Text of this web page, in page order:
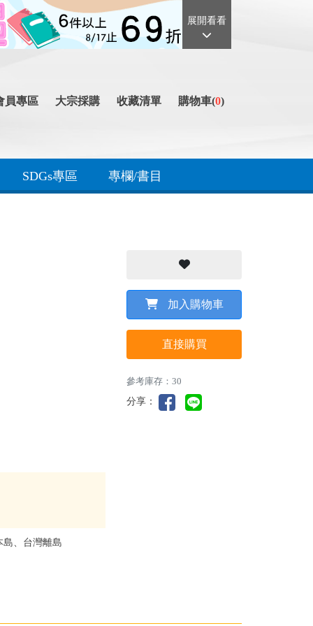
展開看看
員專區 大宗採購 收藏清單 購物車(0)
SDGs專區 專欄/書目
島、台灣離島
加入購物車
直接購買
參考庫存：30
分享：